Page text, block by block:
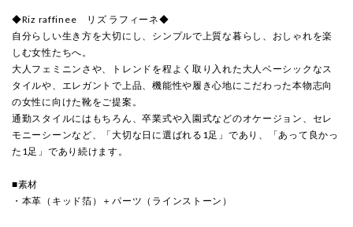
◆Riz raffinee リズ ラフィーネ◆
自分らしい生き方を大切にし、シンプルで上質な暮らし、おしゃれを楽
しむ女性たちへ。
大人フェミニンさや、トレンドを程よく取り入れた大人ベーシックなス
タイルや、エレガントで上品、機能性や履き心地にこだわった本物志向
の女性に向けた靴をご提案。
通勤スタイルにはもちろん、卒業式や入園式などのオケージョン、セレ
モニーシーンなど、「大切な日に選ばれる1足」であり、「あって良かっ
た1足」であり続けます。
■素材
・本革（キッド箔）＋パーツ（ラインストーン）